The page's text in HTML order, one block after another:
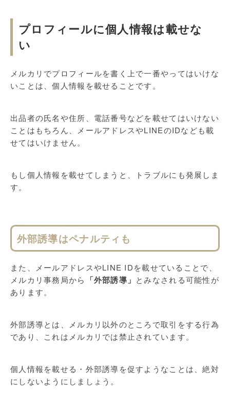
プロフィールに個人情報は載せな
い
メルカリでプロフィールを書く上で一番やってはいけな
いことは、個人情報を載せることです。
出品者の氏名や住所、電話番号などを載せてはいけない
ことはもちろん、メールアドレスやLINEのIDなども載
せてはいけません。
もし個人情報を載せてしまうと、トラブルにも発展しま
す。
外部誘導はペナルティも
また、メールアドレスやLINE IDを載せていることで、
メルカリ事務局から
「外部誘導」 とみなされる可能性が
あります。
外部誘導とは、メルカリ以外のところで取引をする行為
であり、これはメルカリでは禁止されています。
個人情報を載せる・外部誘導を促すようなことは、絶対
にしないようにしましょう。